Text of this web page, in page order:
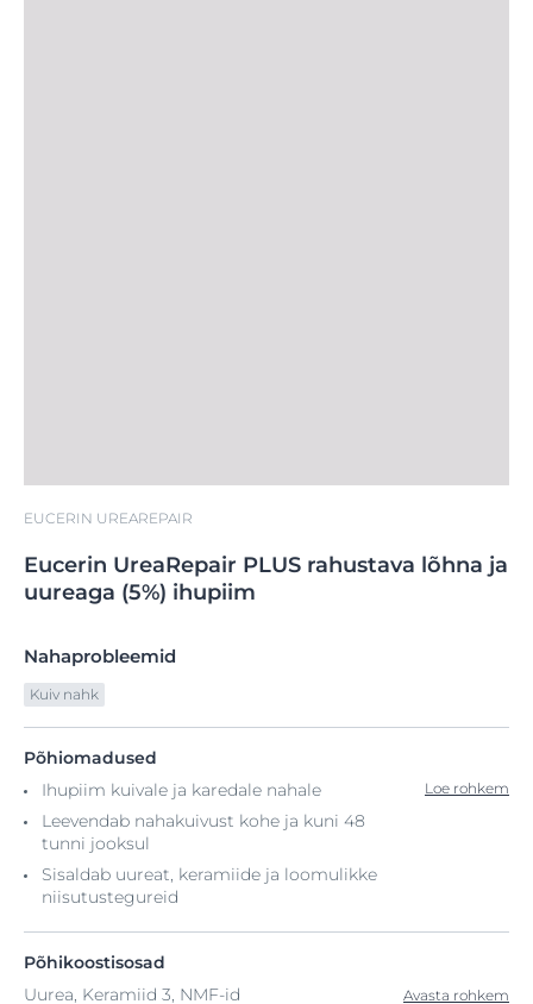
EUCERIN UREAREPAIR
Eucerin UreaRepair PLUS rahustava lõhna ja
uureaga (5%) ihupiim
Nahaprobleemid
Kuiv nahk
Põhiomadused
Ihupiim kuivale ja karedale nahale
Leevendab nahakuivust kohe ja kuni 48
tunni jooksul
Sisaldab uureat, keramiide ja loomulikke
niisutustegureid
Loe rohkem
Põhikoostisosad
Uurea, Keramiid 3, NMF-id
Avasta rohkem